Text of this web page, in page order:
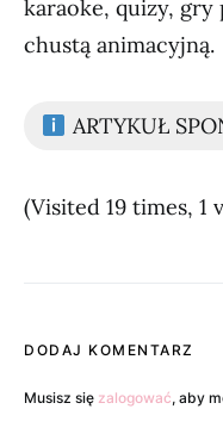
karaoke, quizy,
chustą animacyjną.
ARTYKUŁ
(Visited 19 times, 1
DODAJ KOMENTARZ
Musisz się zalogować, aby